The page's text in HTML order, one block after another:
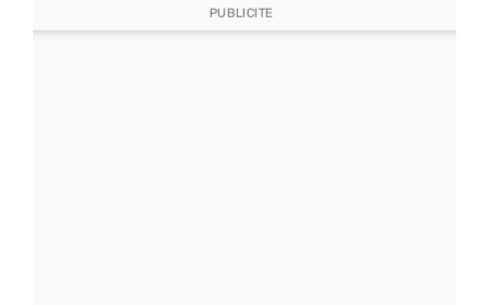
PUBLICITE